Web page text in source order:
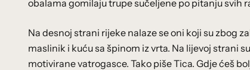
obalama gomilaju trupe sučeljene po pitanju svih
Na desnoj strani rijeke nalaze se oni koji su zbog
maslinik i kuću sa špinom iz vrta. Na lijevoj strani
motivirane vatrogasce. Tako piše Tica. Gdje ćeš